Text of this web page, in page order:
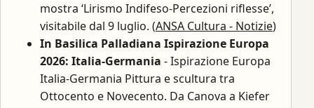
mostra ‘Lirismo Indifeso-Percezioni riflesse’,
visitabile dal 9 luglio. (ANSA Cultura - Notizie)
In Basilica Palladiana Ispirazione Europa
2026: Italia-Germania - Ispirazione Europa
Italia-Germania Pittura e scultura tra
Ottocento e Novecento. Da Canova a Kiefer